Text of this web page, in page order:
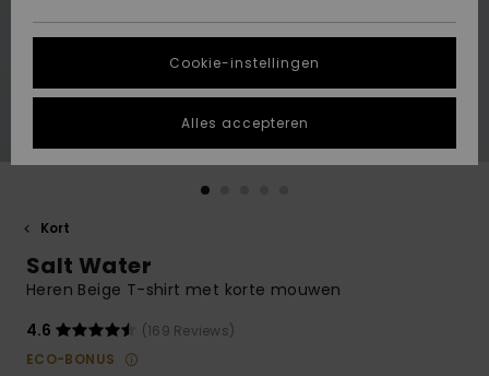
Highlights
Highlights
gesprek om het
snelste
vraag te
krijgen.
Gesprek
de meest
vragen en ons
contactformulier.
DUURZAAMHEID
STORE LOCATOR
VERLANGLIJST
Kort
Salt Water
Heren Beige T-shirt met korte mouwen
4.6
(169 Reviews)
ECO-BONUS
Cookie-instellingen
Alles accepteren